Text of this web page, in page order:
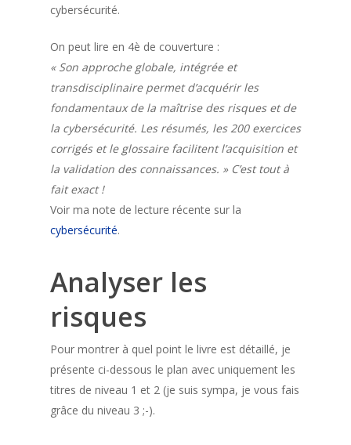
cybersécurité.
On peut lire en 4è de couverture :
« Son approche globale, intégrée et
transdisciplinaire permet d’acquérir les
fondamentaux de la maîtrise des risques et de
la cybersécurité. Les résumés, les 200 exercices
corrigés et le glossaire facilitent l’acquisition et
la validation des connaissances. » C’est tout à
fait exact !
Voir ma note de lecture récente sur la
cybersécurité.
Analyser les
risques
Pour montrer à quel point le livre est détaillé, je
présente ci-dessous le plan avec uniquement les
titres de niveau 1 et 2 (je suis sympa, je vous fais
grâce du niveau 3 ;-).